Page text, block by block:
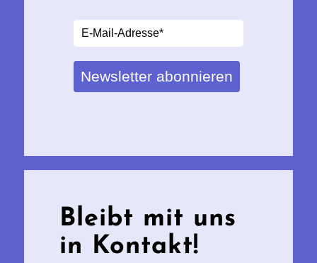
Newsletter abonnieren
Bleibt mit uns
in Kontakt!